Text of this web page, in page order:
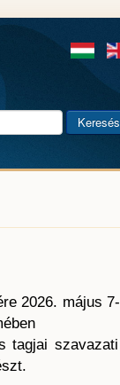
Keresés
2026. május
tagjai